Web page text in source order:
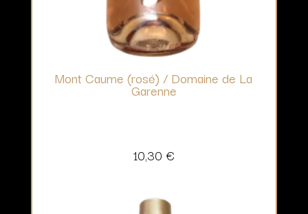
Mont Caume (rosé) / Domaine de La
Garenne
10,30 €